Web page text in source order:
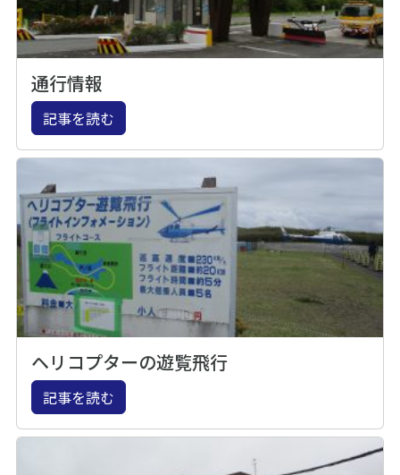
通行情報
記事を読む
ヘリコプターの遊覧飛行
記事を読む